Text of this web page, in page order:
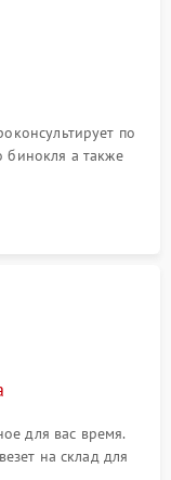
по
бинокля а также
для вас время.
на склад для